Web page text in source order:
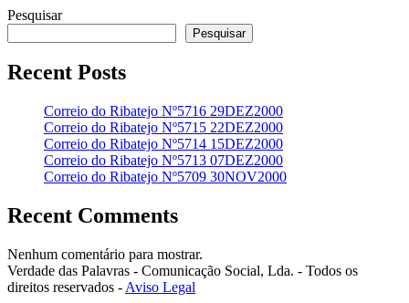
Pesquisar
Pesquisar
Recent Posts
Correio do Ribatejo Nº5716 29DEZ2000
Correio do Ribatejo Nº5715 22DEZ2000
Correio do Ribatejo Nº5714 15DEZ2000
Correio do Ribatejo Nº5713 07DEZ2000
Correio do Ribatejo Nº5709 30NOV2000
Recent Comments
Nenhum comentário para mostrar.
Verdade das Palavras - Comunicação Social, Lda. - Todos os
direitos reservados - Aviso Legal